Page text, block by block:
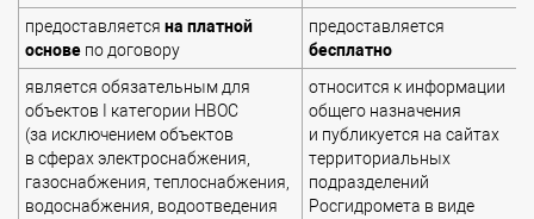
предоставляется на платной
основе по договору
предоставляется
бесплатно
является обязательным для
объектов I категории НВОС
(за исключением объектов
в сферах электроснабжения,
газоснабжения, теплоснабжения,
водоснабжения, водоотведения
относится к информации
общего назначения
и публикуется на сайтах
территориальных
подразделений
Росгидромета в виде